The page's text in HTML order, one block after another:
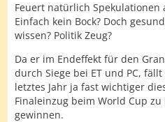
Feuert natürlich Spekulationen
Einfach kein Bock? Doch
wissen? Politik Zeug?
Da er im Endeffekt für den
durch Siege bei ET und PC,
letztes Jahr ja fast wichtiger
Finaleinzug beim World Cup
gewinnen.